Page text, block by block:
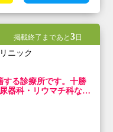
掲載終了まであと 3日
ニック
する診療所です。十勝
器科・リウマチ科など